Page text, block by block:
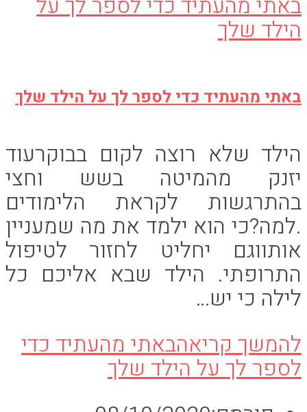
באתי מהעתיד כדי לספר לך על הילד שלך
הילד שלא רוצה לקום בבוקרעוד
יזנק מהמיטה בשש וחצי
בהתרגשות לקראת הלימודים
.למה?כי הוא ילמד את מה שמעניין
אותווגם יחליט לחזור לטיפול
התרופתי. הילד שבא אליכם כל
לילה כי יש…
להמשך קריאהבאתי מהעתיד כדי
לספר לך על הילד שלך